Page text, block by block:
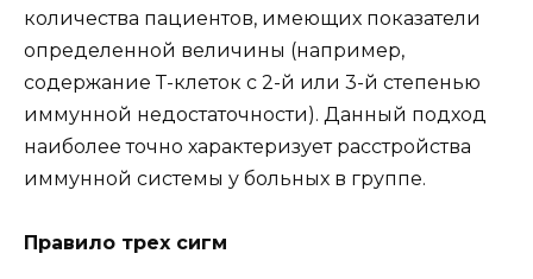
количества пациентов, имеющих показатели
определенной величины (например,
содержание Т-клеток с 2-й или 3-й степенью
иммунной недостаточности). Данный подход
наиболее точно характеризует расстройства
иммунной системы у больных в группе.
Правило трех сигм